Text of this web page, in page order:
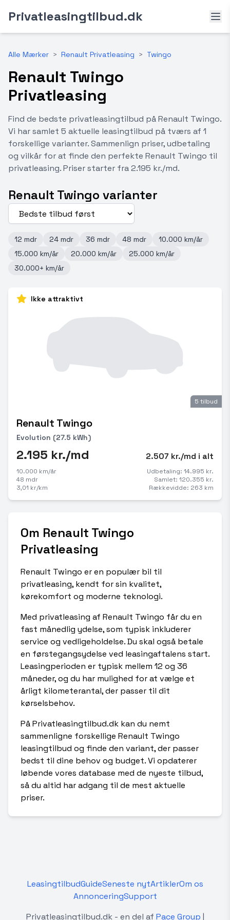
Privatleasingtilbud.dk
Alle Mærker > Renault Privatleasing > Twingo
Renault Twingo
Privatleasing
Find de bedste privatleasingtilbud på Renault Twingo.
Vi har samlet 5 aktuelle leasingtilbud på tværs af 1
forskellige varianter. Sammenlign priser, udbetaling
og vilkår for at finde den perfekte Renault Twingo til
privatleasing. Priser starter fra 2.195 kr./md.
Renault Twingo varianter
12 mdr 24 mdr 36 mdr 48 mdr
10.000 km/år
15.000 km/år
20.000 km/år
25.000 km/år
30.000+ km/år
5 tilbud
Ikke attraktivt
Renault Twingo
Evolution (27.5 kWh)
2.195 kr./md 2.507 kr./md i alt
10.000 km/år
48 mdr
3,01 kr/km
Udbetaling: 14.995 kr.
Samlet: 120.355 kr.
Rækkevidde: 263 km
Om Renault Twingo
Privatleasing
Renault Twingo er en populær bil til
privatleasing, kendt for sin kvalitet,
kørekomfort og moderne teknologi.
Med privatleasing af Renault Twingo får du en
fast månedlig ydelse, som typisk inkluderer
service og vedligeholdelse. Du skal også betale
en førstegangsydelse ved leasingaftalens start.
Leasingperioden er typisk mellem 12 og 36
måneder, og du har mulighed for at vælge et
årligt kilometerantal, der passer til dit
kørselsbehov.
På Privatleasingtilbud.dk kan du nemt
sammenligne forskellige Renault Twingo
leasingtilbud og finde den variant, der passer
bedst til dine behov og budget. Vi opdaterer
løbende vores database med de nyeste tilbud,
så du altid har adgang til de mest aktuelle
priser.
LeasingtilbudGuideSeneste nytArtiklerOm os
AnnonceringSupport
Privatleasingtilbud.dk - en del af Pace Group |